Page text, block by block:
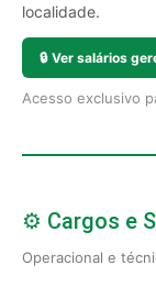
localidade.
🔒 Ver salários
Acesso exclusivo
⚙️ Cargos e
Operacional e